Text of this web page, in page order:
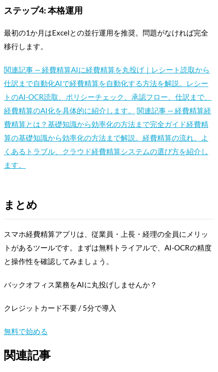
ステップ4: 本格運用
最初の1か月はExcelとの並行運用を推奨。問題がなければ完全
移行します。
関連記事 —経費精算AIに経費精算を丸投げ｜レシート読取から
仕訳まで自動化AIで経費精算を自動化する方法を解説。レシー
トのAI-OCR読取、ポリシーチェック、承認フロー、仕訳まで、
経費精算のAI化を具体的に紹介します。
関連記事 —経費精算経
費精算とは？基礎知識から効率化の方法まで完全ガイド経費精
算の基礎知識から効率化の方法まで解説。経費精算の流れ、よ
くあるトラブル、クラウド経費精算システムの選び方を紹介し
ます。
まとめ
スマホ経費精算アプリは、従業員・上長・経理の全員にメリッ
トがあるツールです。まずは無料トライアルで、AI-OCRの精度
と操作性を確認してみましょう。
バックオフィス業務をAIに丸投げしませんか？
クレジットカード不要 / 5分で導入
無料で始める
関連記事